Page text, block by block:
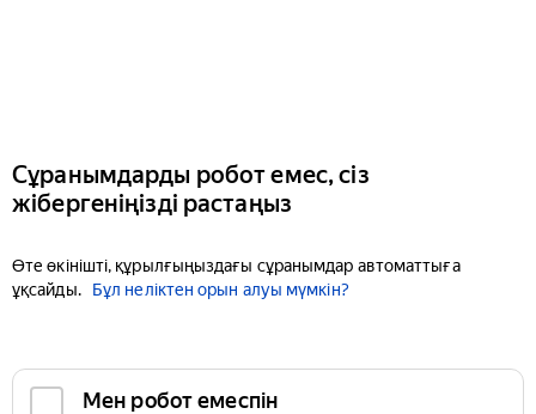
Сұранымдарды робот емес, сіз
жібергеніңізді растаңыз
Өте өкінішті, құрылғыңыздағы сұранымдар автоматтыға
ұқсайды.
Бұл неліктен орын алуы мүмкін?
Мен робот емеспін